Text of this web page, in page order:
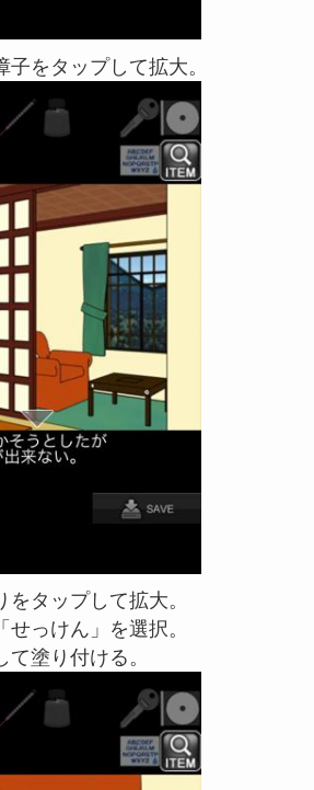
をタップして拡大。
をタップして拡大。
せっけん」を選択。
塗り付ける。